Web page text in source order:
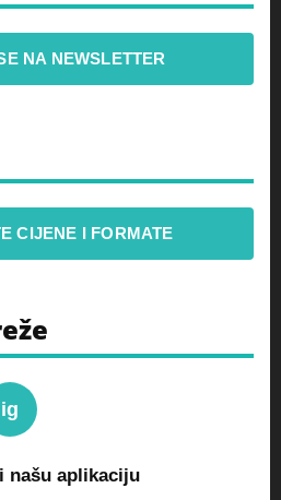
NA NEWSLETTER
CIJENE I FORMATE
ig
našu aplikaciju